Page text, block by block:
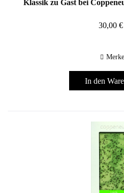
Klassik zu Gast bei
30,00
In den